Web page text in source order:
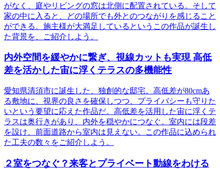
がなく、庭やリビングの窓は北側に配置されている。そして
家の中に入ると、どの場所でも外とのつながりを感じること
ができる。施主様が大満足しているというこの作品が誕生し
た背景を、ご紹介しよう。
内外空間を緩やかに繋ぎ、視線カットも実現 高低
差を活かした宙に浮くテラスの多機能性
愛知県清須市に誕生した、独創的な邸宅。高低差が80cmあ
る敷地に、視界の良さを確保しつつ、プライバシーも守りた
いという要望に応えた作品だ。高低差を活用した宙に浮くテ
ラスは奥行きがあり、内外を穏やかにつなぐ。室内には段差
を設け、前面道路から室内は見えない。この作品に込められ
た工夫の数々をご紹介しよう。
２室をつなぐ？来客とプライベート動線をわける